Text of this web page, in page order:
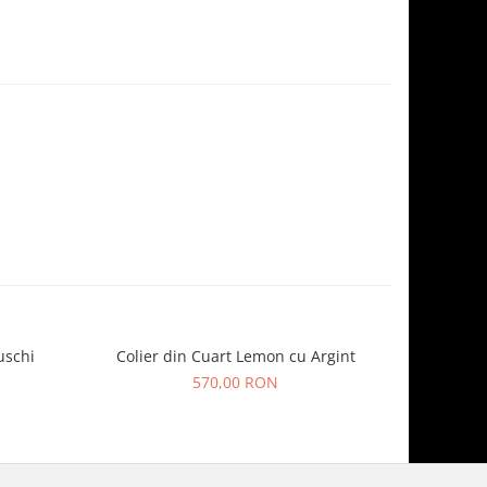
Colier din Cuart Lemon cu Argint
570,00 RON